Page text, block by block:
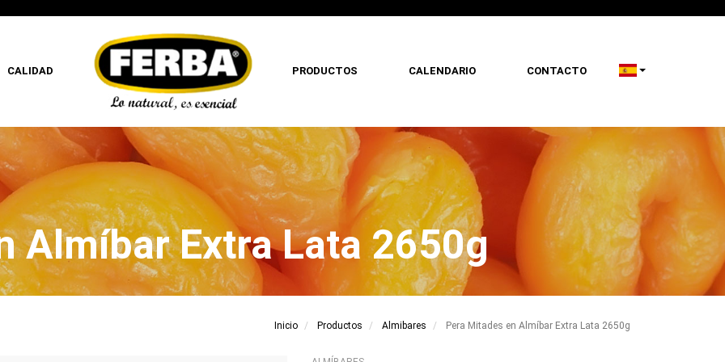
CALIDAD PRODUCTOS CALENDARIO CONTACTO
Almíbar Extra Lata 2650g
Inicio Productos Almibares Pera Mitades en Almíbar Extra Lata 2650g